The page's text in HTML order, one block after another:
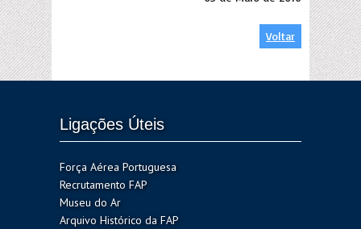
Voltar
Ligações Úteis
Força Aérea Portuguesa
Recrutamento FAP
Museu do Ar
Arquivo Histórico da FAP